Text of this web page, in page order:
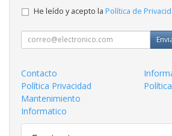
He leído y acepto la Política de
Contacto
Política Privacidad
Mantenimiento
Informatico